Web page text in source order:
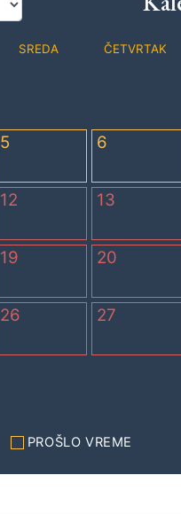
SREDA ČETVRTAK
5 6
12 13
19 20
26 27
PROŠLO VREME